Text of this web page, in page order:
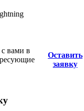
вами в
Оставить
заявку